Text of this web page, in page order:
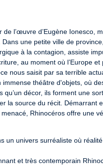
l’œuvre d’Eugène Ionesco,
une petite ville de
à la contagion, assiste
au moment où l’Europe
nous saisit par sa terrible
théâtre d'objets, où
qu’un décor, ils forment une
la source du récit. Démarrant
Rhinocéros offre une
un univers surréaliste où
et très contemporain